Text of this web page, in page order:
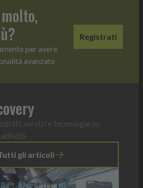
per avere
avanzate
Registrati
servizi e tecnologie su
attività
gli articoli